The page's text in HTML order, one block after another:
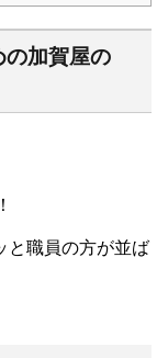
の加賀屋の
！
と職員の方が並ば